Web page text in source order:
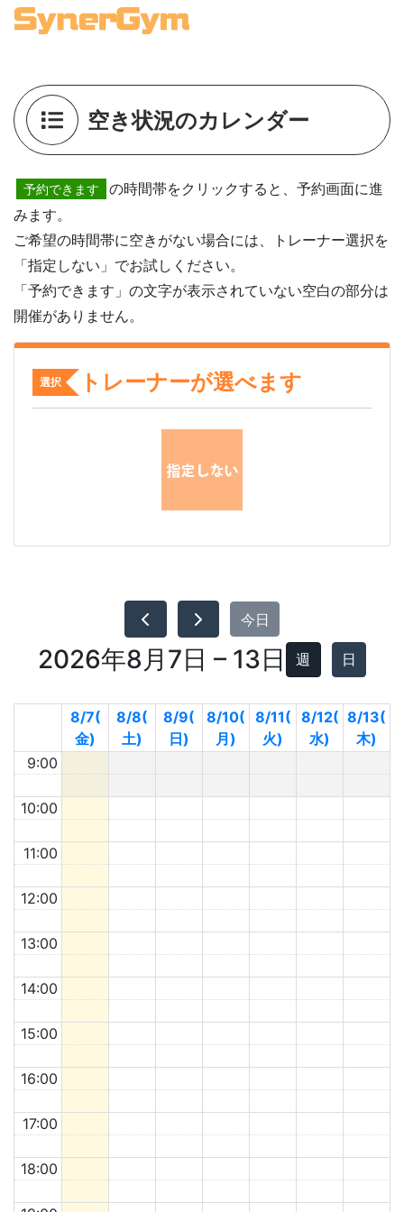
空き状況のカレンダー
予約できます
の時間帯をクリックすると、予約画面に進
みます。
ご希望の時間帯に空きがない場合には、トレーナー選択を
「指定しない」でお試しください。
「予約できます」の文字が表示されていない空白の部分は
開催がありません。
選択 トレーナーが選べます
今日
2026年8月7日 – 13日 週 日
8/7(
金)
8/8(
土)
8/9(
日)
8/10(
月)
8/11(
火)
8/12(
水)
8/13(
木)
9:00
10:00
11:00
12:00
13:00
14:00
15:00
16:00
17:00
18:00